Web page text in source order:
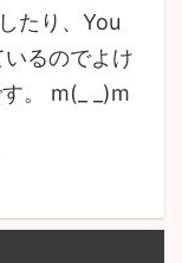
たり、You
るのでよけ
。 m(_ _)m